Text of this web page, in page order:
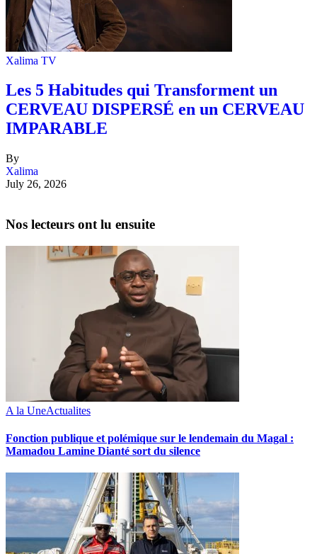
Xalima TV
Les 5 Habitudes qui Transforment un
CERVEAU DISPERSÉ en un CERVEAU
IMPARABLE
By
Xalima
July 26, 2026
Nos lecteurs ont lu ensuite
A la UneActualites
Fonction publique et polémique sur le lendemain du Magal :
Mamadou Lamine Dianté sort du silence